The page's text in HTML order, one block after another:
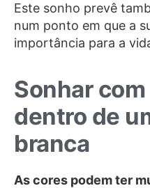
Este sonho prevê
num ponto em que a
importância para a
Sonhar
dentro de
branca
As cores podem ter